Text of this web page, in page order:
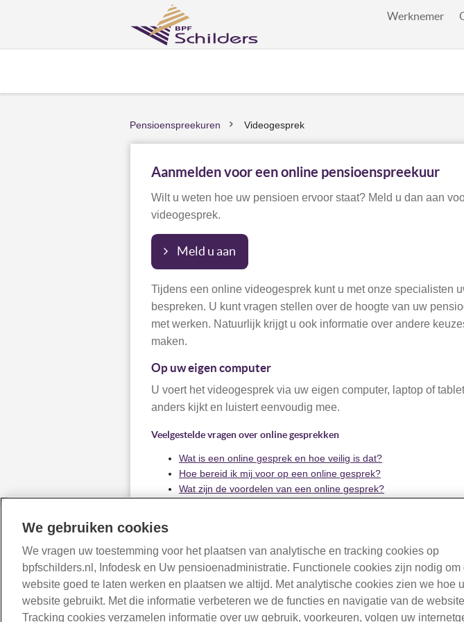
Werknemer
Pensioenspreekuren
Videogesprek
Aanmelden voor een online pensioenspreekuur
Wilt u weten hoe uw pensioen ervoor staat? Meld u dan aan
videogesprek.
Meld u aan
Tijdens een online videogesprek kunt u met onze specialisten
bespreken. U kunt vragen stellen over de hoogte van uw
met werken. Natuurlijk krijgt u ook informatie over andere
maken.
Op uw eigen computer
U voert het videogesprek via uw eigen computer, laptop of
anders kijkt en luistert eenvoudig mee.
Veelgestelde vragen over online gesprekken
Wat is een online gesprek en hoe veilig is dat?
Hoe bereid ik mij voor op een online gesprek?
Wat zijn de voordelen van een online gesprek?
mogelijkheden die u heeft.
Error loading Partial View script (file: ~/Views/MacroPartials/
We gebruiken cookies
We vragen uw toestemming voor het plaatsen van analytische en tracking cookies op
bpfschilders.nl, Infodesk en Uw pensioenadministratie. Functionele cookies zijn nodig om
website goed te laten werken en plaatsen we altijd. Met analytische cookies zien we hoe
website gebruikt. Met die informatie verbeteren we de functies en navigatie van de
Tracking cookies verzamelen informatie over uw gebruik, voorkeuren, volgen uw